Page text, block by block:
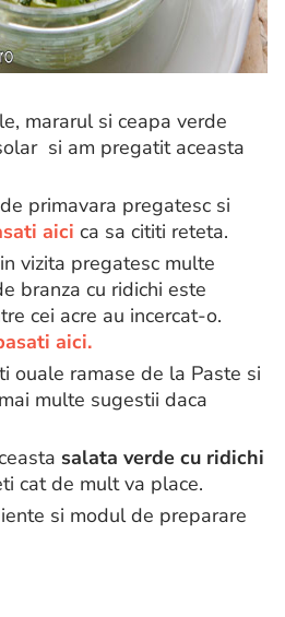
mararul si ceapa verde
si am pregatit aceasta
primavara pregatesc si
aici ca sa cititi reteta.
vizita pregatesc multe
branza cu ridichi este
cei acre au incercat-o.
aici.
ouale ramase de la Paste si
multe sugestii daca
salata verde cu ridichi
cat de mult va place.
si modul de preparare